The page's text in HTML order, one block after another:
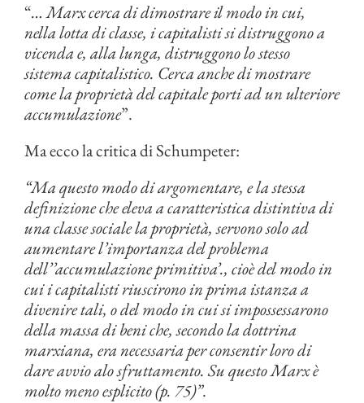
“… Marx cerca di dimostrare il modo in cui,
nella lotta di classe, i capitalisti si distruggono a
vicenda e, alla lunga, distruggono lo stesso
sistema capitalistico. Cerca anche di mostrare
come la proprietà del capitale porti ad un ulteriore
accumulazione”.
Ma ecco la critica di Schumpeter:
“Ma questo modo di argomentare, e la stessa
definizione che eleva a caratteristica distintiva di
una classe sociale la proprietà, servono solo ad
aumentare l’importanza del problema
dell’’accumulazione primitiva’., cioè del modo in
cui i capitalisti riuscirono in prima istanza a
divenire tali, o del modo in cui si impossessarono
della massa di beni che, secondo la dottrina
marxiana, era necessaria per consentir loro di
dare avvio alo sfruttamento. Su questo Marx è
molto meno esplicito (p. 75)”.